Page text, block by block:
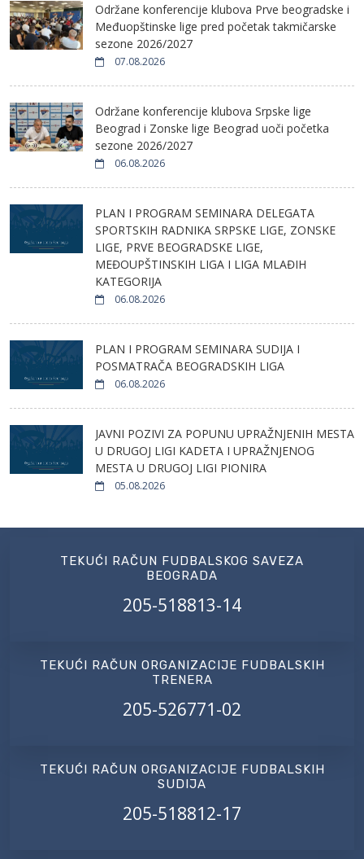
Održane konferencije klubova Prve beogradske i
Međuopštinske lige pred početak takmičarske
sezone 2026/2027
07.08.2026
Održane konferencije klubova Srpske lige
Beograd i Zonske lige Beograd uoči početka
sezone 2026/2027
06.08.2026
PLAN I PROGRAM SEMINARA DELEGATA
SPORTSKIH RADNIKA SRPSKE LIGE, ZONSKE
LIGE, PRVE BEOGRADSKE LIGE,
MEĐOUPŠTINSKIH LIGA I LIGA MLAĐIH
KATEGORIJA
06.08.2026
PLAN I PROGRAM SEMINARA SUDIJA I
POSMATRAČA BEOGRADSKIH LIGA
06.08.2026
JAVNI POZIVI ZA POPUNU UPRAŽNJENIH MESTA
U DRUGOJ LIGI KADETA I UPRAŽNJENOG
MESTA U DRUGOJ LIGI PIONIRA
05.08.2026
TEKUĆI RAČUN FUDBALSKOG SAVEZA
BEOGRADA
205-518813-14
TEKUĆI RAČUN ORGANIZACIJE FUDBALSKIH
TRENERA
205-526771-02
TEKUĆI RAČUN ORGANIZACIJE FUDBALSKIH
SUDIJA
205-518812-17